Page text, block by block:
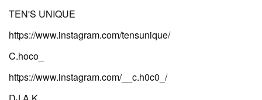
TEN'S UNIQUE
https://www.instagram.com/tensunique/
C.hoco_
https://www.instagram.com/__c.h0c0_/